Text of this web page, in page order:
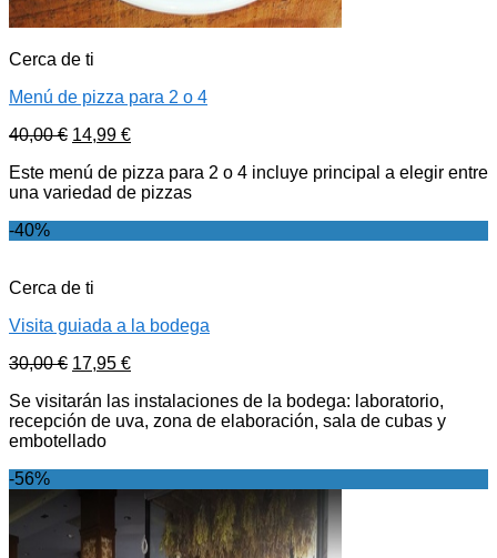
Cerca de ti
Menú de pizza para 2 o 4
40,00€ 14,99 €
Este menú de pizza para 2 o 4 incluye principal a elegir entre
una variedad de pizzas
-40%
Cerca de ti
Visita guiada a la bodega
30,00€ 17,95 €
Se visitarán las instalaciones de la bodega: laboratorio,
recepción de uva, zona de elaboración, sala de cubas y
embotellado
-56%